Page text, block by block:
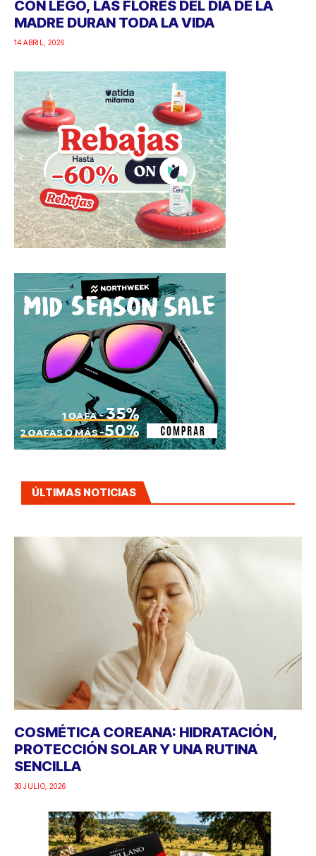
CON LEGO, LAS FLORES DEL DÍA DE LA
MADRE DURAN TODA LA VIDA
14 ABRIL, 2026
ÚLTIMAS NOTICIAS
COSMÉTICA COREANA: HIDRATACIÓN,
PROTECCIÓN SOLAR Y UNA RUTINA
SENCILLA
30 JULIO, 2026